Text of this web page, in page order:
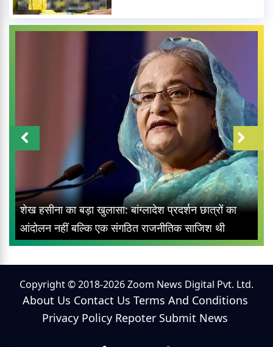
शेख हसीना का बड़ा खुलासा: बांग्लादेश प्रदर्शन छात्रों का
आंदोलन नहीं बल्कि एक संगठित राजनीतिक साजिश थी
Copyright © 2018-2026 Zoom News Digital Pvt. Ltd.
About Us Contact Us Terms And Conditions
Privacy Policy Repoter Submit News